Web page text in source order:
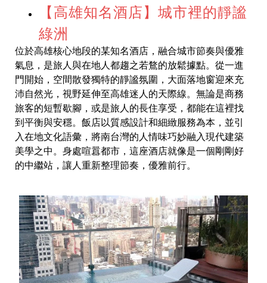
【高雄知名酒店】城市裡的靜謐
綠洲
位於高雄核心地段的某知名酒店，融合城市節奏與優雅
氣息，是旅人與在地人都趨之若鶩的放鬆據點。從一進
門開始，空間散發獨特的靜謐氛圍，大面落地窗迎來充
沛自然光，視野延伸至高雄迷人的天際線。無論是商務
旅客的短暫歇腳，或是旅人的長住享受，都能在這裡找
到平衡與安穩。飯店以質感設計和細緻服務為本，並引
入在地文化語彙，將南台灣的人情味巧妙融入現代建築
美學之中。身處喧囂都市，這座酒店就像是一個剛剛好
的中繼站，讓人重新整理節奏，優雅前行。